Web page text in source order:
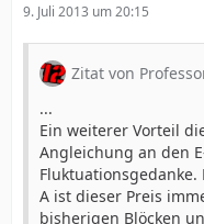
9. Juli 2013 um 20:15
Zitat von
...
Ein weiterer Vorteil
Angleichung an den
Fluktuationsgedanke.
A ist dieser Preis
bisherigen Blöcken